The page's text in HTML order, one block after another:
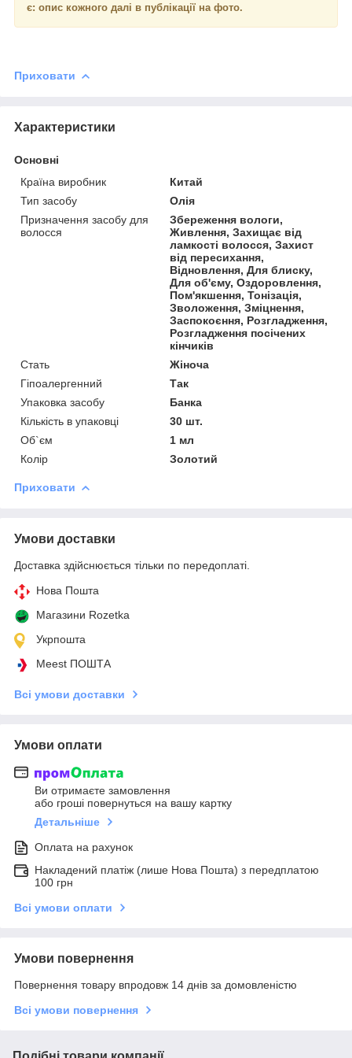
є: опис кожного далі в публікації на фото.
Приховати
Характеристики
Основні
Країна виробник
Китай
Тип засобу
Олія
Призначення засобу для
волосся
Збереження вологи,
Живлення, Захищає від
ламкості волосся, Захист
від пересихання,
Відновлення, Для блиску,
Для об'єму, Оздоровлення,
Пом'якшення, Тонізація,
Зволоження, Зміцнення,
Заспокоєння, Розгладження,
Розгладження посічених
кінчиків
Стать
Жіноча
Гіпоалергенний
Так
Упаковка засобу
Банка
Кількість в упаковці
30 шт.
Об`єм
1 мл
Колір
Золотий
Приховати
Умови доставки
Доставка здійснюється тільки по передоплаті.
Нова Пошта
Магазини Rozetka
Укрпошта
Meest ПОШТА
Всі умови доставки
Умови оплати
Ви отримаєте замовлення
або гроші повернуться на вашу картку
Детальніше
Оплата на рахунок
Накладений платіж (лише Нова Пошта) з передплатою
100 грн
Всі умови оплати
Умови повернення
Повернення товару впродовж 14 днів за домовленістю
Всі умови повернення